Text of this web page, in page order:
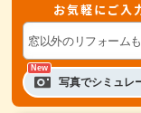
お気軽にご入
写真でシミュレ